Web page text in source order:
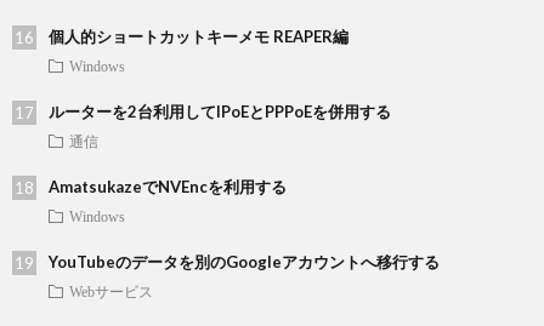
個人的ショートカットキーメモ REAPER編
Windows
ルーターを2台利用してIPoEとPPPoEを併用する
通信
AmatsukazeでNVEncを利用する
Windows
YouTubeのデータを別のGoogleアカウントへ移行する
Webサービス